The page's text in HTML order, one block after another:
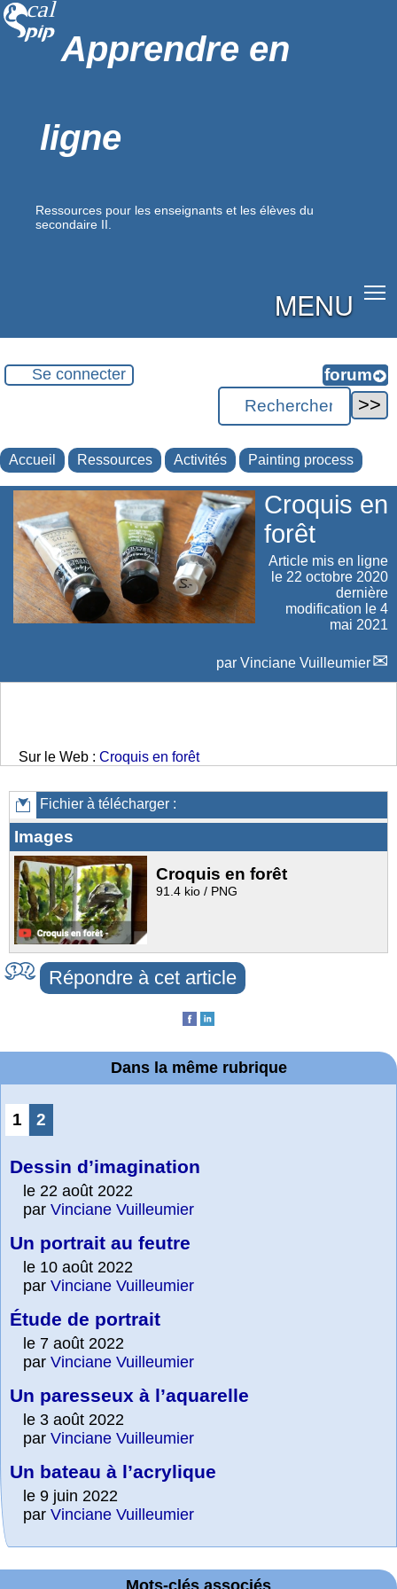
Apprendre en
ligne
Ressources pour les enseignants et les élèves du
secondaire II.
MENU
Se connecter
Accueil Ressources Activités Painting process
Croquis en
forêt
Article mis en ligne
le 22 octobre 2020
dernière
modification le 4
mai 2021
par Vinciane Vuilleumier
Sur le Web : Croquis en forêt
Fichier à télécharger :
Images
Croquis en forêt
91.4 kio / PNG
Répondre à cet article
Dans la même rubrique
1 2
Dessin d’imagination
le 22 août 2022
par Vinciane Vuilleumier
Un portrait au feutre
le 10 août 2022
par Vinciane Vuilleumier
Étude de portrait
le 7 août 2022
par Vinciane Vuilleumier
Un paresseux à l’aquarelle
le 3 août 2022
par Vinciane Vuilleumier
Un bateau à l’acrylique
le 9 juin 2022
par Vinciane Vuilleumier
Mots-clés associés